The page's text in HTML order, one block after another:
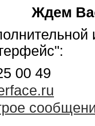
Ждем
00 49